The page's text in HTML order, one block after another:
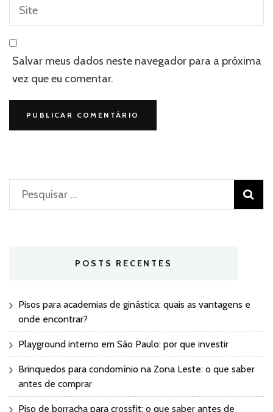
Salvar meus dados neste navegador para a próxima
vez que eu comentar.
Pesquisar
por:
POSTS RECENTES
Pisos para academias de ginástica: quais as vantagens e
onde encontrar?
Playground interno em São Paulo: por que investir
Brinquedos para condomínio na Zona Leste: o que saber
antes de comprar
Piso de borracha para crossfit: o que saber antes de